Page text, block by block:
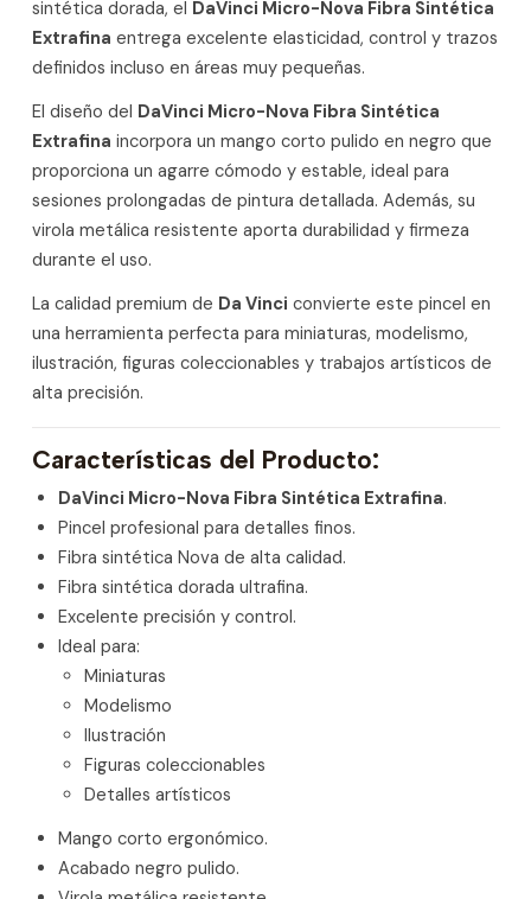
sintética dorada, el DaVinci Micro-Nova Fibra Sintética
Extrafina entrega excelente elasticidad, control y trazos
definidos incluso en áreas muy pequeñas.
El diseño del DaVinci Micro-Nova Fibra Sintética
Extrafina incorpora un mango corto pulido en negro que
proporciona un agarre cómodo y estable, ideal para
sesiones prolongadas de pintura detallada. Además, su
virola metálica resistente aporta durabilidad y firmeza
durante el uso.
La calidad premium de Da Vinci convierte este pincel en
una herramienta perfecta para miniaturas, modelismo,
ilustración, figuras coleccionables y trabajos artísticos de
alta precisión.
Características del Producto:
DaVinci Micro-Nova Fibra Sintética Extrafina.
Pincel profesional para detalles finos.
Fibra sintética Nova de alta calidad.
Fibra sintética dorada ultrafina.
Excelente precisión y control.
Ideal para:
Miniaturas
Modelismo
Ilustración
Figuras coleccionables
Detalles artísticos
Mango corto ergonómico.
Acabado negro pulido.